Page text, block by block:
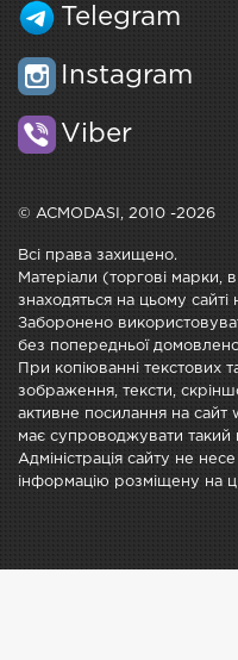
Telegram
Instagram
Viber
© ACMODASI, 2010 -2026
Всі права захищено.
Матеріали (торгові марки,
знаходяться на цьому
Заборонено
без попередньої
При копіюванні текстових
зображення, тексти,
активне посилання на сайт
має супроводжувати такий
Адміністрація сайту не
інформацію розміщену на